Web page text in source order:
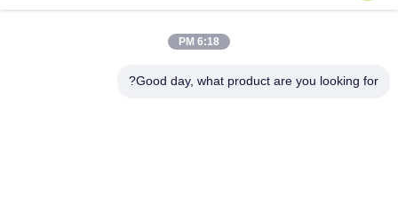
6:18 PM
Good day, what product are you looking for?